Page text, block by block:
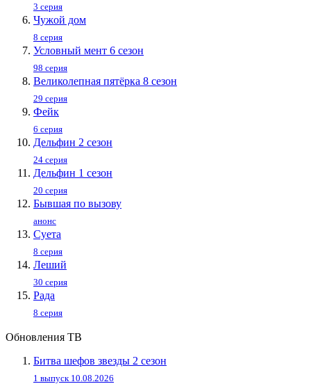
3 серия
Чужой дом
8 серия
Условный мент 6 сезон
98 серия
Великолепная пятёрка 8 сезон
29 серия
Фейк
6 серия
Дельфин 2 сезон
24 серия
Дельфин 1 сезон
20 серия
Бывшая по вызову
анонс
Суета
8 серия
Леший
30 серия
Рада
8 серия
Обновления ТВ
Битва шефов звезды 2 сезон
1 выпуск 10.08.2026